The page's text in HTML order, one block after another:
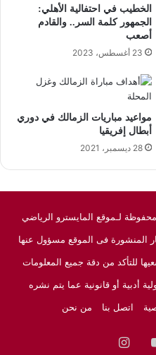
الخطيب في احتفالية الأهلي:
الجمهور كلمة السر.. والقادم
أصعب
23 أغسطس، 2023
مواعيد مباريات الزمالك في دوري
أبطال إفريقيا
28 ديسمبر، 2021
المنشورة فى الموقع مسؤول عنها
للتأكد من دقة جميع المعلومات
أدبية أو قانونية عما يتم نشره
اتصل بنا من نحن
‫YouTubeانستقرام